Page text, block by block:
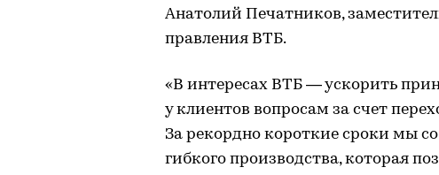
Анатолий Печатников,
правления ВТБ.
«В интересах ВТБ — ускорить
у клиентов вопросам за счет
За рекордно короткие сроки мы
гибкого производства, которая